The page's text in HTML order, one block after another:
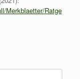
Merkblaetter/Ratge